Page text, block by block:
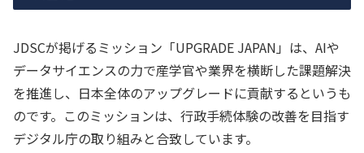
JDSCが掲げるミッション「UPGRADE JAPAN」は、AIや
データサイエンスの力で産学官や業界を横断した課題解決
を推進し、日本全体のアップグレードに貢献するというも
のです。このミッションは、行政手続体験の改善を目指す
デジタル庁の取り組みと合致しています。